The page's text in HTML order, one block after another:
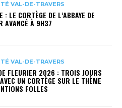
VAL-DE-TRAVERS
: LE CORTÈGE DE L’ABBAYE DE
AVANCÉ À 9H37
VAL-DE-TRAVERS
FLEURIER 2026 : TROIS JOURS
UN CORTÈGE SUR LE THÈME
FOLLES